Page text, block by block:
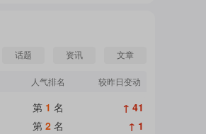
话题 资讯 文章
人气排名 较昨日变动
第 1 名
↑ 41
第 2 名
↑ 1